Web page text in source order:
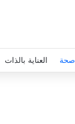
صحة العناية بالذات